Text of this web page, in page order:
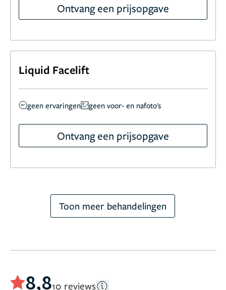
Ontvang een prijsopgave
Liquid Facelift
geen ervaringen geen voor- en nafoto's
Ontvang een prijsopgave
Toon meer behandelingen
8,810 reviews